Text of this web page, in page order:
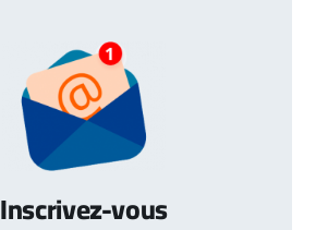
Inscrivez-vous